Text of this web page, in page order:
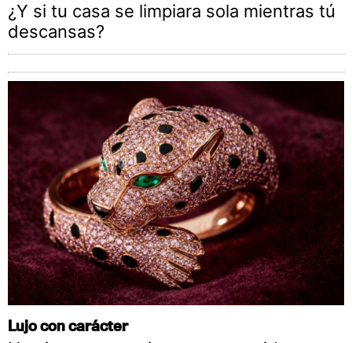
¿Y si tu casa se limpiara sola mientras tú
descansas?
Lujo con carácter